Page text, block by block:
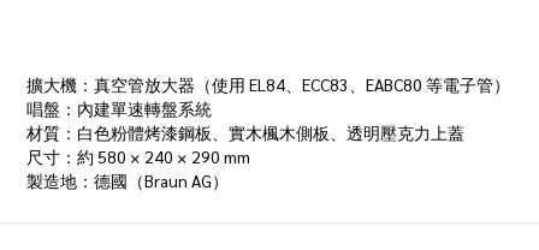
擴大機：真空管放大器（使用 EL84、ECC83、EABC80 等電子管）
唱盤：內建單速轉盤系統
材質：白色粉體烤漆鋼板、實木楓木側板、透明壓克力上蓋
尺寸：約 580 × 240 × 290 mm
製造地：德國（Braun AG）